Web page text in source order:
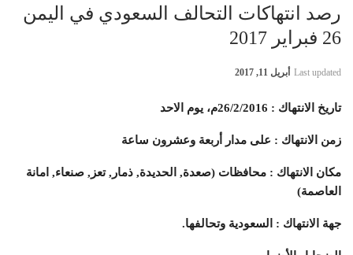
رصد انتهاكات التحالف السعودي في اليمن
26 فبراير 2017
Last updated أبريل 11, 2017
تاريخ الانتهاك : 26/2/2016م، يوم الاحد
زمن الانتهاك : على مدار أربعة وعشرون ساعة
مكان الانتهاك : محافظات (صعدة, الحديدة, ذمار, تعز, صنعاء, امانة
العاصمة)
جهة الانتهاك : السعودية وتحالفها.